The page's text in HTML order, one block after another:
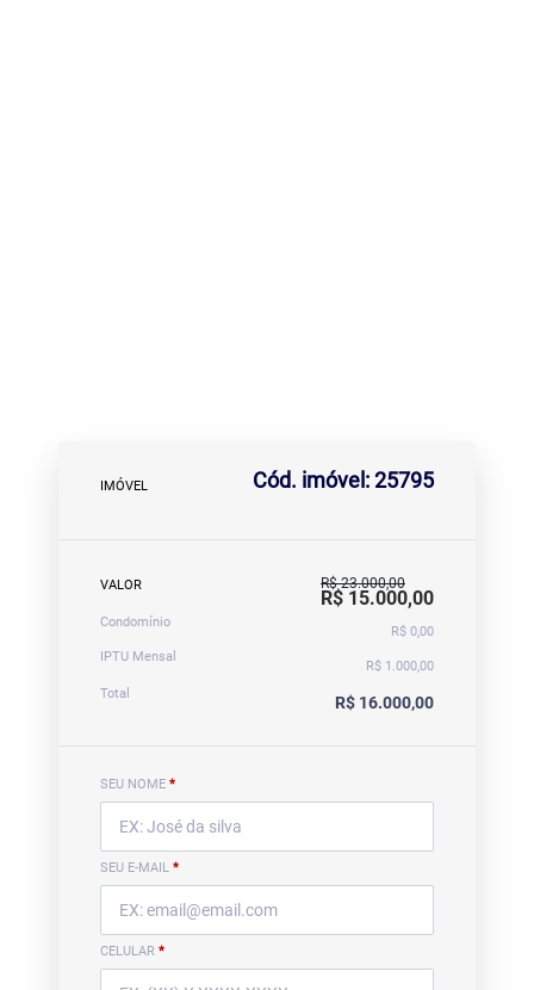
IMÓVEL Cód. imóvel: 25795
VALOR R$ 23.000,00
R$ 15.000,00
Condomínio
R$ 0,00
IPTU Mensal
R$ 1.000,00
Total
R$ 16.000,00
SEU NOME *
SEU E-MAIL *
CELULAR *